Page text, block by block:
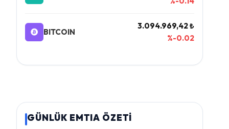
BITCOIN
3.094.969,42 ₺
%-0.02
GÜNLÜK EMTIA ÖZETİ